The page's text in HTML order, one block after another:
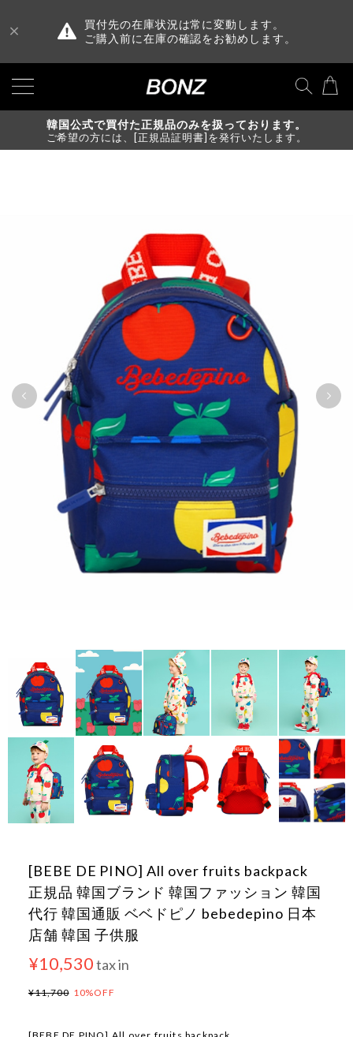
買付先の在庫状況は常に変動します。
ご購入前に在庫の確認をお勧めします。
韓国公式で買付た正規品のみを扱っております。
ご希望の方には、[正規品証明書]を発行いたします。
[BEBE DE PINO] All over fruits backpack
正規品 韓国ブランド 韓国ファッション 韓国
代行 韓国通販 ベベドピノ bebedepino 日本
店舗 韓国 子供服
¥10,530tax in
¥11,700 10%OFF